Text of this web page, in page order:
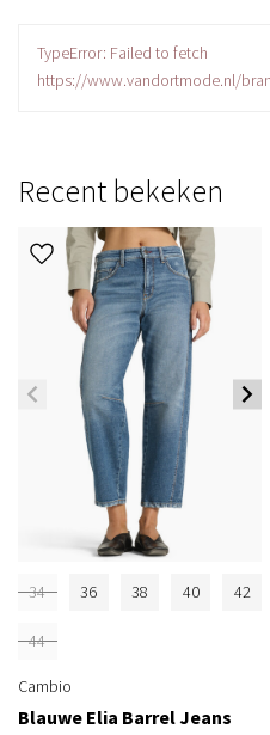
TypeError: Failed to fetch
https://www.vandortmode.nl/
Recent bekeken
34 36 38 40 42
44
Cambio
Blauwe Elia Barrel Jeans